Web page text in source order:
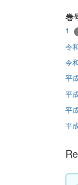
巻
1
令
令
平
平
平
平